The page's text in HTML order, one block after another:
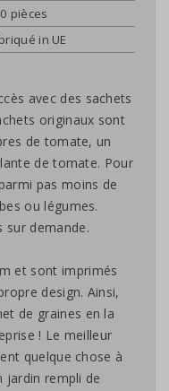
pièces
in UE
avec des sachets
originaux sont
de tomate, un
de tomate. Pour
pas moins de
ou légumes.
sur demande.
et sont imprimés
design. Ainsi,
de graines en la
! Le meilleur
quelque chose à
jardin rempli de